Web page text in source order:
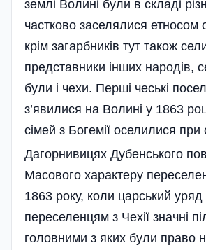
землі Волині були в складі
частково заселялися етносом
крім загарбників тут також
представники інших народів,
були і чехи. Перші чеські
з’явилися на Волині у 1863
сімей з Богемії оселилися при
Дагорнивицях Дубенського
Масового характеру
1863 року, коли царський
переселенцям з Чехії значні
головними з яких були право